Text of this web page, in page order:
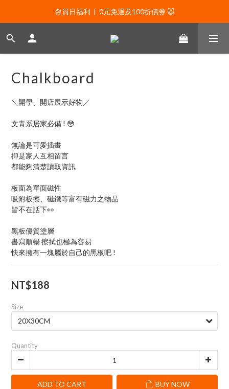
會員日福利  |  0元免運及100折價券 🙀
會員日福利  |  0元免運及100折價券 🙀
會員日福利  |  會員專屬好禮三選一🌟
會員日福利  |  0元免運及100折價券 🙀
Chalkboard
＼開學、開店展示好物／
文青系居家必備 ! 😳
無論是可愛插畫
抑是家人互相留言
都能夠清楚讀取資訊
板面為單面磁性
吸附板擦、磁鐵等富有磁力之物品
皆不在話下👀
黑板優質塗層
書寫順暢 擦拭也極為容易
快來擁有一塊屬於自己的黑板吧 !
NT$188
Size
Quantity
ADD TO CART BUY NOW